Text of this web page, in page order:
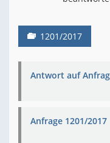
1201/2017
Antwort auf
Anfrage 1201/2017